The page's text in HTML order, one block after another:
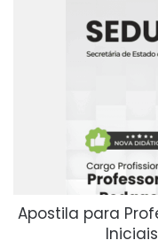
Apostila para